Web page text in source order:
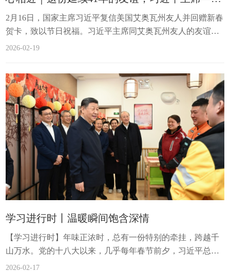
2月16日，国家主席习近平复信美国艾奥瓦州友人并回赠新春
贺卡，致以节日祝福。习近平主席同艾奥瓦州友人的友谊已
延续41年。近年来，习近平主席多次向艾奥瓦州友人和访华
2026-02-19
学习进行时丨温暖瞬间饱含深情
【学习进行时】年味正浓时，总有一份特别的牵挂，跨越千
山万水。党的十八大以来，几乎每年春节前夕，习近平总书
记都会深入基层，察实情、拉家常、问冷暖、送祝福。步履
2026-02-17